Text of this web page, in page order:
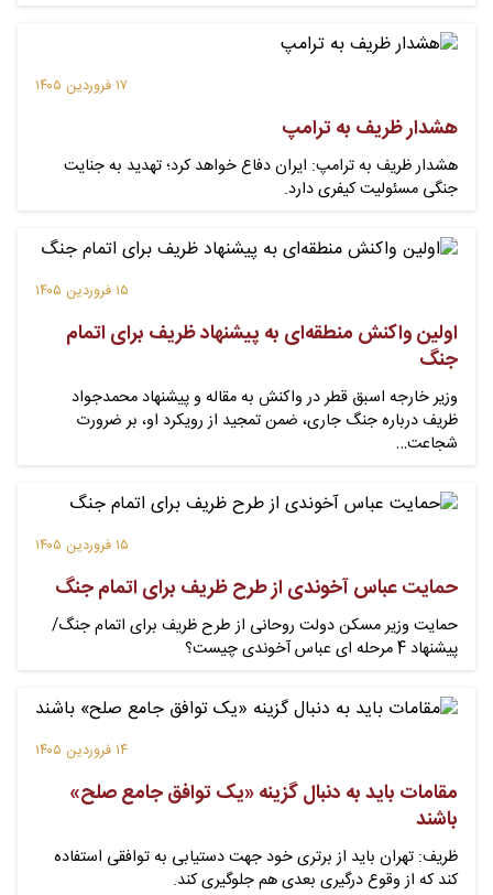
۱۷ فروردین ۱۴۰۵
هشدار ظریف به ترامپ
هشدار ظریف به ترامپ: ایران دفاع خواهد کرد؛ تهدید به جنایت
جنگی مسئولیت کیفری دارد.
۱۵ فروردین ۱۴۰۵
اولین واکنش منطقه‌ای به پیشنهاد ظریف برای اتمام
جنگ
وزیر خارجه اسبق قطر در واکنش به مقاله و پیشنهاد محمدجواد
ظریف درباره جنگ جاری، ضمن تمجید از رویکرد او، بر ضرورت
شجاعت…
۱۵ فروردین ۱۴۰۵
حمایت عباس آخوندی از طرح ظریف برای اتمام جنگ
حمایت وزیر مسکن دولت روحانی از طرح ظریف برای اتمام جنگ/
پیشنهاد 4 مرحله ای عباس آخوندی چیست؟
۱۴ فروردین ۱۴۰۵
مقامات باید به‌‌ دنبال گزینه «یک توافق جامع صلح»
باشند
ظریف: تهران باید از برتری خود جهت دستیابی به توافقی استفاده
کند که از وقوع درگیری بعدی هم جلوگیری کند.